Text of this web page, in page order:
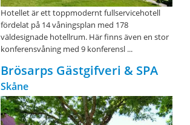
Hotellet är ett toppmodernt fullservicehotell
fördelat på 14 våningsplan med 178
väldesignade hotellrum. Här finns även en stor
konferensvåning med 9 konferensl ...
Brösarps Gästgifveri & SPA
Skåne